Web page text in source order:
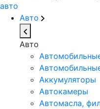
авто
Авто
Авто
Аккумуляторы
Автокамеры
Автомасла,